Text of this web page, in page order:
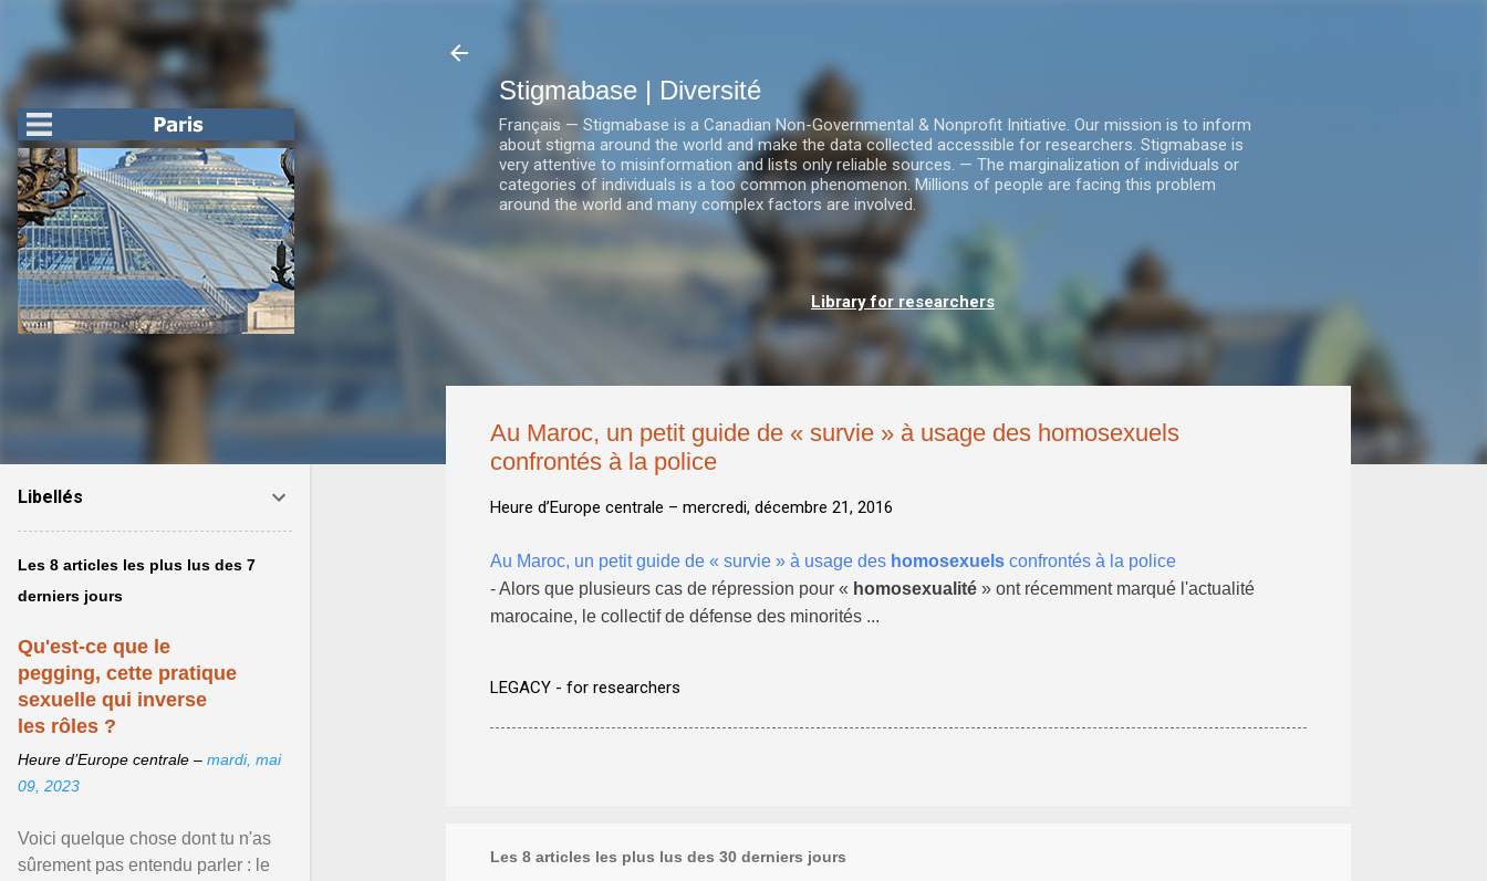
Stigmabase | Diversité
Français — Stigmabase is a Canadian Non-Governmental & Nonprofit Initiative. Our mission is to inform
about stigma around the world and make the data collected accessible for researchers. Stigmabase is
very attentive to misinformation and lists only reliable sources. — The marginalization of individuals or
categories of individuals is a too common phenomenon. Millions of people are facing this problem
around the world and many complex factors are involved.
Library for researchers
Au Maroc, un petit guide de « survie » à usage des homosexuels
confrontés à la police
Heure d’Europe centrale – mercredi, décembre 21, 2016
Au Maroc, un petit guide de « survie » à usage des homosexuels confrontés à la police
- Alors que plusieurs cas de répression pour « homosexualité » ont récemment marqué l'actualité
marocaine, le collectif de défense des minorités ...
LEGACY - for researchers
Les 8 articles les plus lus des 30 derniers jours
Libellés
Les 8 articles les plus lus des 7
derniers jours
Qu'est-ce que le
pegging, cette pratique
sexuelle qui inverse
les rôles ?
Heure d’Europe centrale – mardi, mai
09, 2023
Voici quelque chose dont tu n'as
sûrement pas entendu parler : le